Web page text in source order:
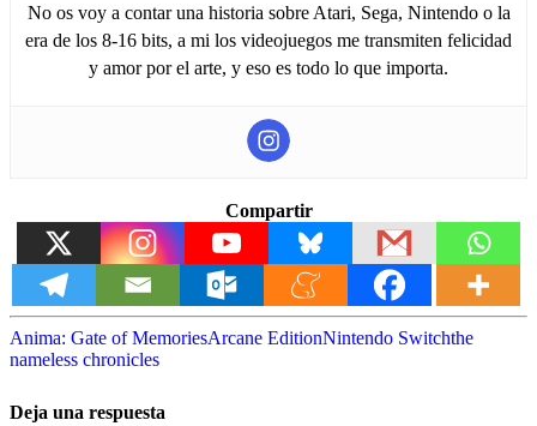
No os voy a contar una historia sobre Atari, Sega, Nintendo o la
era de los 8-16 bits, a mi los videojuegos me transmiten felicidad
y amor por el arte, y eso es todo lo que importa.
Compartir
Anima: Gate of MemoriesArcane EditionNintendo Switchthe
nameless chronicles
Deja una respuesta